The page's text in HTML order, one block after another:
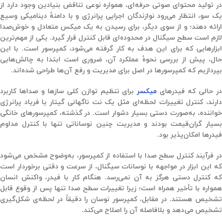
در تولید محتوای صوتی حرفه‌ای، همواره نوعی تناقض بنیادین وجود دارد از
یک سو، انتظار می‌رود نوازندگان اجرایی پرانرژی و با دامنهٔ دینامیکی وسیع
ارائه دهند؛ و از سوی دیگر، برای رسیدن به یک میکس متعادل و خوش‌صدا
لازم است سطح سیگنال در محدوده‌ای قابل کنترل قرار گیرد. یکی از مهم‌ترین
ابزارهایی که برای این هدف به کار گرفته می‌شود،کمپرسور است. با این
حال، پیش از بررسی نحوهٔ عملکرد آن، ضروری است ابتدا به چالش‌هایی
بپردازیم که کمپرسورها در اصل برای مدیریت و رفع آن‌ها طراحی شده‌اند.
در حالی که فیدرهای میکسر برای تنظیم توازن کلی سازها و صداها کاربرد
دارند، کنترل تغییرات لحظه‌ای مثل یک نت ناگهانی گیتار یا فریاد پرانرژی
خواننده، به‌صورت دستی بسیار دشوار است. در گذشته، کمپرسورهای خانگی
بسیار گران‌قیمت بودند و مدیریت چنین نوساناتی تنها با کنترل مداوم
فیدرها امکان‌پذیر بود.
در فرآیند کنترل سطح صدا با استفاده از کمپرسور، به‌وضوح مشخص می‌شود
که این ابزار در مواجهه با نوسانات سیگنال، از سرعت و دقتی برخوردار است
که کنترل دستی هرگز به آن نمی‌رسد. هنگام کار با فیدر، واکنش انسان
همواره با تأخیر همراه است؛ زیرا تغییرات سطح صدا تنها پس از وقوع قابل
تشخیص هستند. در مقابل، کمپرسور نوسان را دقیقاً در لحظه‌ی شکل‌گیری
تشخیص می‌دهد و بلافاصله آن را اصلاح می‌کند.